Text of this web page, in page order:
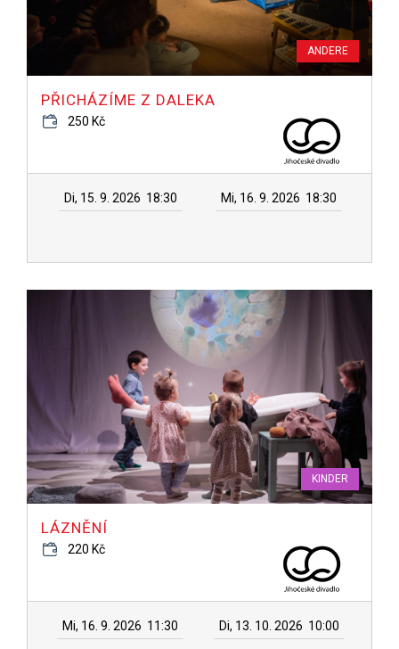
ANDERE
PŘICHÁZÍME Z DALEKA
250 Kč
Di, 15. 9. 2026 18:30 Mi, 16. 9. 2026 18:30
KINDER
LÁZNĚNÍ
220 Kč
Mi, 16. 9. 2026 11:30 Di, 13. 10. 2026 10:00